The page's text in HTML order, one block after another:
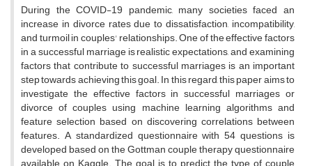
During the COVID-19 pandemic, many societies faced an
increase in divorce rates due to dissatisfaction, incompatibility,
and turmoil in couples' relationships. One of the effective factors
in a successful marriage is realistic expectations, and examining
factors that contribute to successful marriages is an important
step towards achieving this goal. In this regard, this paper aims to
investigate the effective factors in successful marriages or
divorce of couples using machine learning algorithms and
feature selection based on discovering correlations between
features. A standardized questionnaire with 54 questions is
developed based on the Gottman couple therapy questionnaire